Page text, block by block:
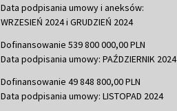
Data podpisania umowy i aneksów:
WRZESIEŃ 2024 i GRUDZIEŃ 2024
Dofinansowanie 539 800 000,00 PLN
Data podpisania umowy: PAŹDZIERNIK 2024
Dofinansowanie 49 848 800,00 PLN
Data podpisania umowy: LISTOPAD 2024